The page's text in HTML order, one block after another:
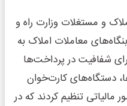
و مستغلات وزارت راه و
معاملات املاک به
شفافیت در پرداخت‌ها
دستگاه‌های کارت‌خوان
مالیاتی تنظیم کردند که در